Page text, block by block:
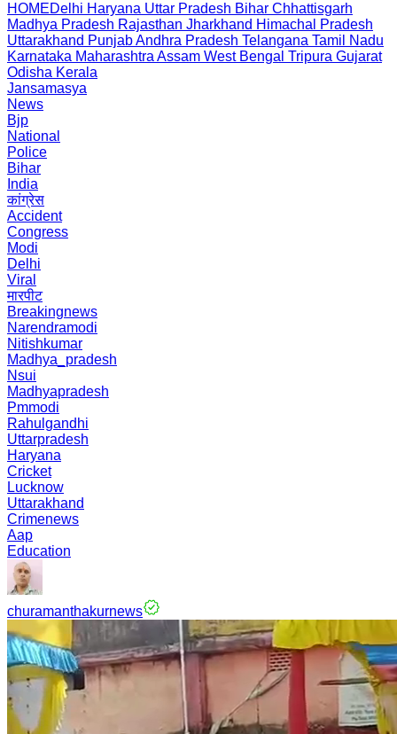
HOMEDelhi Haryana Uttar Pradesh Bihar Chhattisgarh
Madhya Pradesh Rajasthan Jharkhand Himachal Pradesh
Uttarakhand PunjabAndhra Pradesh Telangana Tamil Nadu
Karnataka Maharashtra Assam West Bengal Tripura Gujarat
Odisha Kerala
Jansamasya
News
Bjp
National
Police
Bihar
India
कांग्रेस
Accident
Congress
Modi
Delhi
Viral
मारपीट
Breakingnews
Narendramodi
Nitishkumar
Madhya_pradesh
Nsui
Madhyapradesh
Pmmodi
Rahulgandhi
Uttarpradesh
Haryana
Cricket
Lucknow
Uttarakhand
Crimenews
Aap
Education
churamanthakurnews